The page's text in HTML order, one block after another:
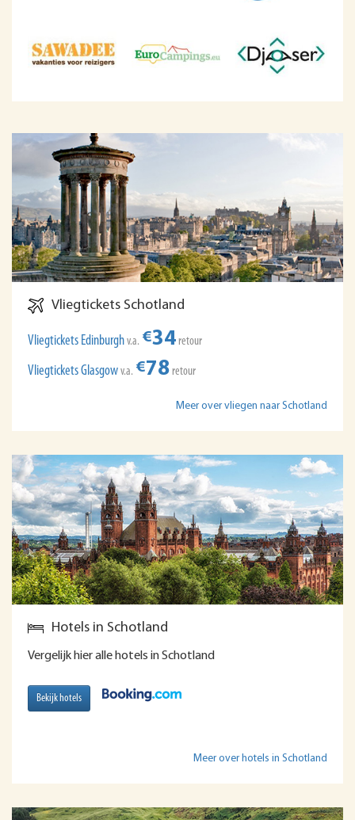
Vliegtickets Schotland
Vliegtickets Edinburgh v.a. €34 retour
Vliegtickets Glasgow v.a. €78 retour
Meer over vliegen naar Schotland
Hotels in Schotland
Vergelijk hier alle hotels in Schotland
Bekijk hotels
Meer over hotels in Schotland